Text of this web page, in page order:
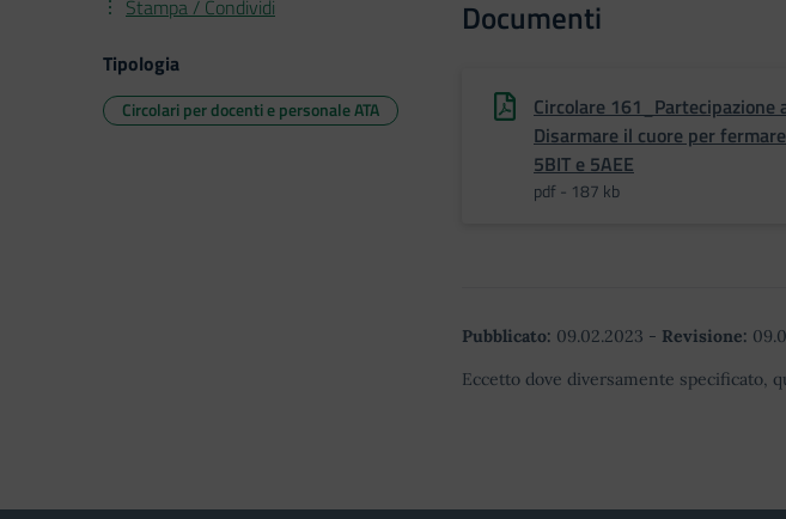
Documenti
Circolare 161_Partecipazione
Disarmare il cuore per
5BIT e 5AEE
pdf - 187 kb
Pubblicato: 09.02.2023 - Revisione:
Eccetto dove diversamente specificato,
Stampa / Condividi
Tipologia
Circolari per docenti e personale ATA